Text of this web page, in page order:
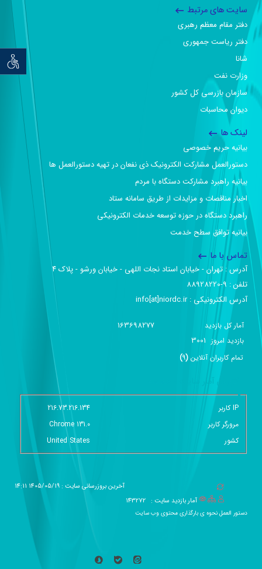
توان
سایت های مرتبط
دفتر مقام معظم رهبری
دفتر ریاست جمهوری
شانا
وزارت نفت
سازمان بازرسی کل کشور
دیوان محاسبات
لینک ها
بیانیه حریم خصوصی
دستورالعمل مشارکت الکترونیک ذی نفعان در تهیه دستورالعمل ها
بیانیه راهبرد مشارکت دستگاه با مردم
اخبار مناقصات و مزایدات از طریق سامانه ستاد
راهبرد دستگاه در حوزه توسعه خدمات الکترونیکی
بیانیه توافق سطح خدمت
تماس با ما
آدرس :‌ تهران - خیابان استاد نجات اللهی - خیابان ورشو - پلاک ۴
تلفن :‌ 9-88928220
آدرس الکترونیکی :‌ info[at]niordc.ir
آمار کل بازدید 163698277
بازديد امروز 3001
تمام کاربران آنلاين (
9
)
IP کاربر
216.73.216.134
مرورگر کاربر
Chrome 131.0
کشور
United States
آخرین بروزرسانی سایت : 1405/05/19 14:11
آمار بازدید سایت : 143272
دستور العمل نحوه ی بارگذاری محتوی وب سایت